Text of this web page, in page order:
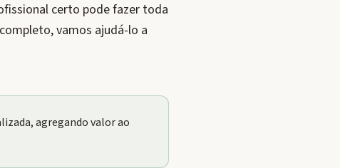
certo pode fazer toda
vamos ajudá-lo a
agregando valor ao